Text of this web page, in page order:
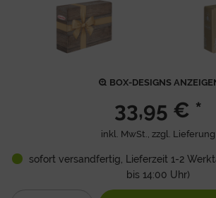
BOX-DESIGNS
33,95 € *
inkl. MwSt., zzgl. Lieferung
sofort versandfertig, Lieferzeit 1-2
bis 14:00 Uhr)